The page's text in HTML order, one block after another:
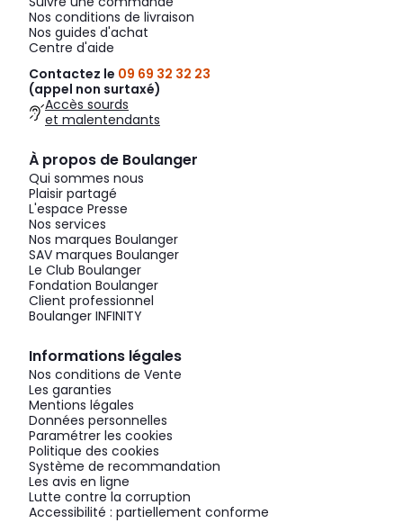
Nos conditions de livraison
Nos guides d'achat
Centre d'aide
Contactez le 09 69 32 32 23
(appel non surtaxé)
Accès sourds
et malentendants
À propos de Boulanger
Qui sommes nous
Plaisir partagé
L'espace Presse
Nos services
Nos marques Boulanger
SAV marques Boulanger
Le Club Boulanger
Fondation Boulanger
Client professionnel
Boulanger INFINITY
Informations légales
Nos conditions de Vente
Les garanties
Mentions légales
Données personnelles
Paramétrer les cookies
Politique des cookies
Système de recommandation
Les avis en ligne
Lutte contre la corruption
Accessibilité : partiellement conforme